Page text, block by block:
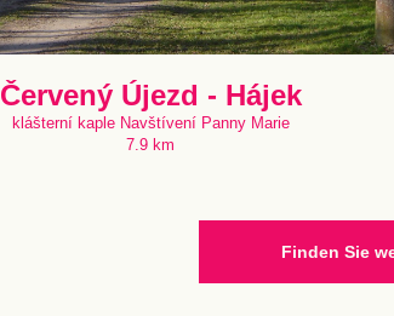
Červený Újezd - Hájek
klášterní kaple Navštívení Panny Marie
7.9 km
Finden Sie